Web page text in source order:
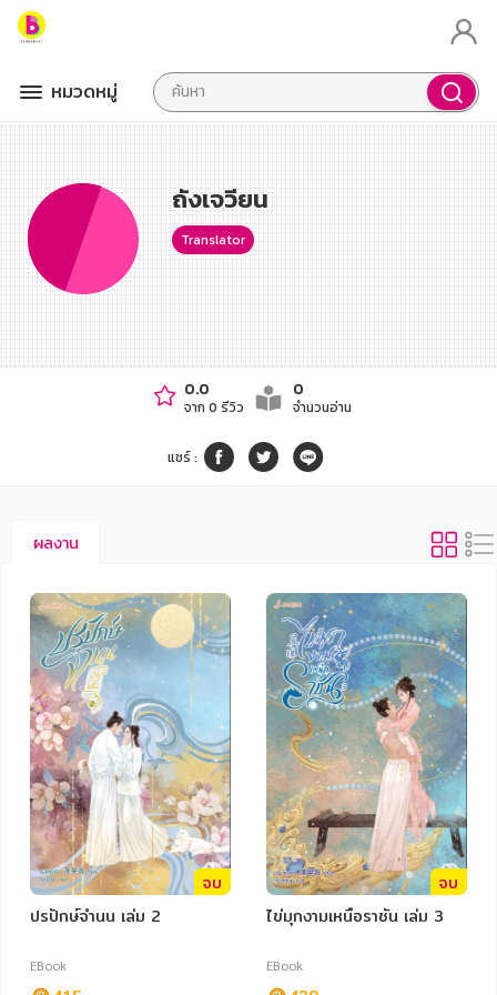
หมวดหมู่
ถังเจวียน
Translator
0.0
จาก 0 รีวิว
0
จำนวนอ่าน
แชร์:
ผลงาน
จบ
ปรปักษ์จำนน เล่ม 2
EBook
จบ
ไข่มุกงามเหนือราชัน เล่ม 3
EBook